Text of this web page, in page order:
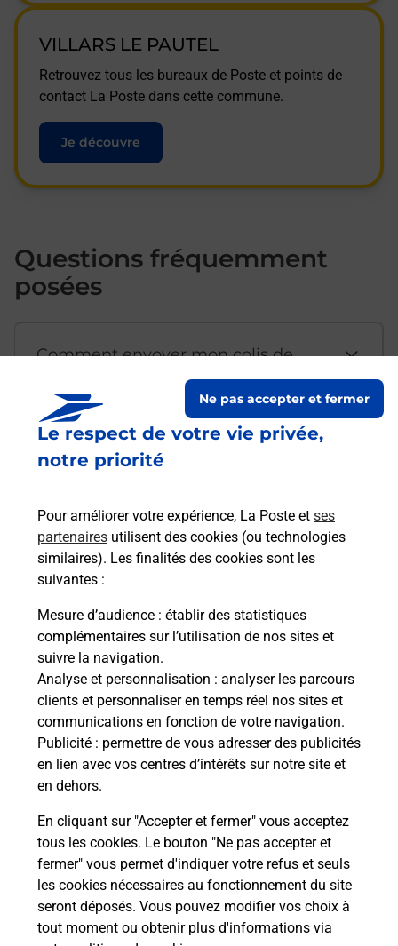
Le respect de votre vie privée,
notre priorité
Pour améliorer votre expérience, La Poste et ses
partenaires utilisent des cookies (ou technologies
similaires). Les finalités des cookies sont les
suivantes :
Mesure d’audience : établir des statistiques
complémentaires sur l’utilisation de nos sites et
suivre la navigation.
Analyse et personnalisation : analyser les parcours
clients et personnaliser en temps réel nos sites et
communications en fonction de votre navigation.
Publicité : permettre de vous adresser des publicités
en lien avec vos centres d’intérêts sur notre site et
en dehors.
En cliquant sur "Accepter et fermer" vous acceptez
tous les cookies. Le bouton "Ne pas accepter et
fermer" vous permet d'indiquer votre refus et seuls
les cookies nécessaires au fonctionnement du site
seront déposés. Vous pouvez modifier vos choix à
tout moment ou obtenir plus d'informations via
Ne pas accepter et fermer
VILLARS LE PAUTEL
Retrouvez tous les bureaux de Poste et points de
contact La Poste dans cette commune.
Je découvre
Questions fréquemment
posées
Comment envoyer mon colis de
Est-il possible d’acheter un
emballage directement depuis un
Comment demander une
modification de livraison ?
Comment La Poste participe-t-elle
à votre sécurité au quotidien ?
Puis-je passer mon code de la route
avec La Poste et sous quelles
conditions ?
Localiser Liste Haute-Saône GEVIGNEY ET MERCEY